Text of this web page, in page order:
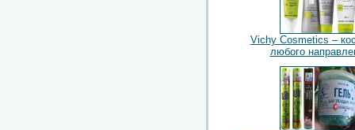
Vichy Cosmetics –
любого